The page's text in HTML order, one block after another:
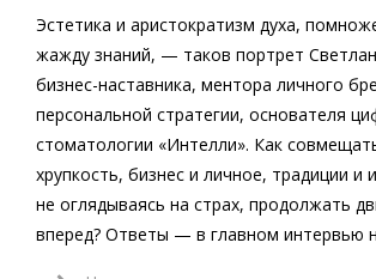
Эстетика и аристократизм духа,
жажду знаний, — таков портрет
бизнес-наставника, ментора личного
персональной стратегии, основателя
стоматологии «Интелли». Как
хрупкость, бизнес и личное, традиции и
не оглядываясь на страх, продолжать
вперед? Ответы — в главном интервью